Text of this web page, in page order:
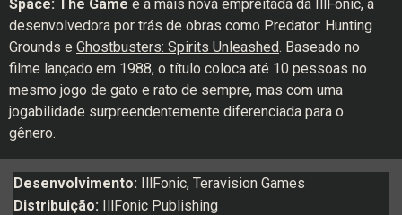
Space: The Game é a mais nova empreitada da IllFonic, a
desenvolvedora por trás de obras como Predator: Hunting
Grounds e Ghostbusters: Spirits Unleashed. Baseado no
filme lançado em 1988, o título coloca até 10 pessoas no
mesmo jogo de gato e rato de sempre, mas com uma
jogabilidade surpreendentemente diferenciada para o
gênero.
Desenvolvimento: IllFonic, Teravision Games
Distribuição: IllFonic Publishing